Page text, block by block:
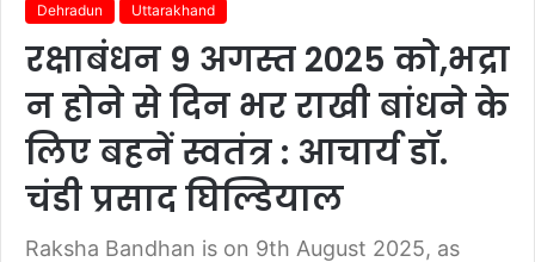
Dehradun Uttarakhand
रक्षाबंधन 9 अगस्त 2025 को,भद्रा
न होने से दिन भर राखी बांधने के
लिए बहनें स्वतंत्र : आचार्य डॉ.
चंडी प्रसाद घिल्डियाल
Raksha Bandhan is on 9th August 2025, as